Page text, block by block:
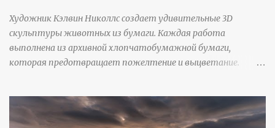
Художник Кэлвин Николлс создает удивительные 3D
скульптуры животных из бумаги. Каждая работа
выполнена из архивной хлопчатобумажной бумаги,
которая предотвращает пожелтение и выцветание.
инструменты для текстурирования, чтобы точно
вылепить каждую деталь. источник